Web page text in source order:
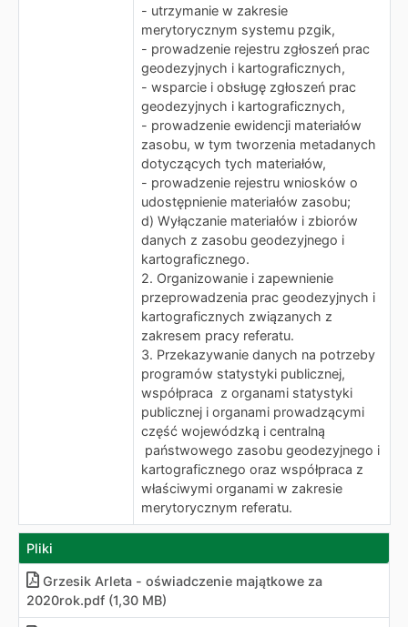
- utrzymanie w zakresie
merytorycznym systemu pzgik,
- prowadzenie rejestru zgłoszeń prac
geodezyjnych i kartograficznych,
- wsparcie i obsługę zgłoszeń prac
geodezyjnych i kartograficznych,
- prowadzenie ewidencji materiałów
zasobu, w tym tworzenia metadanych
dotyczących tych materiałów,
- prowadzenie rejestru wniosków o
udostępnienie materiałów zasobu;
d) Wyłączanie materiałów i zbiorów
danych z zasobu geodezyjnego i
kartograficznego.
2. Organizowanie i zapewnienie
przeprowadzenia prac geodezyjnych i
kartograficznych związanych z
zakresem pracy referatu.
3. Przekazywanie danych na potrzeby
programów statystyki publicznej,
współpraca z organami statystyki
publicznej i organami prowadzącymi
część wojewódzką i centralną
państwowego zasobu geodezyjnego i
kartograficznego oraz współpraca z
właściwymi organami w zakresie
merytorycznym referatu.
Pliki
Grzesik Arleta - oświadczenie majątkowe za
2020rok.pdf (1,30 MB)